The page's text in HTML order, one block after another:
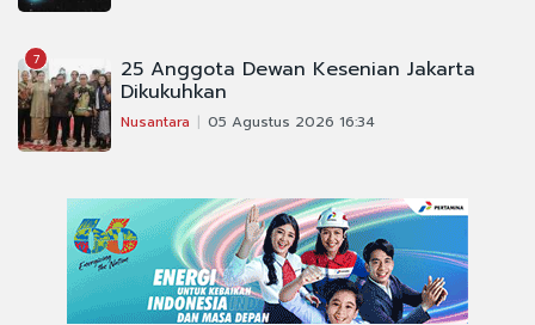
7 25 Anggota Dewan Kesenian Jakarta
Dikukuhkan
Nusantara 05 Agustus 2026 16:34